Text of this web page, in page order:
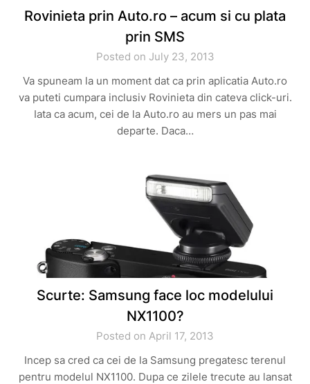
Rovinieta prin Auto.ro – acum si cu plata
prin SMS
Posted on July 23, 2013
Va spuneam la un moment dat ca prin aplicatia Auto.ro
va puteti cumpara inclusiv Rovinieta din cateva click-uri.
Iata ca acum, cei de la Auto.ro au mers un pas mai
departe. Daca…
Scurte: Samsung face loc modelului
NX1100?
Posted on April 17, 2013
Incep sa cred ca cei de la Samsung pregatesc terenul
pentru modelul NX1100. Dupa ce zilele trecute au lansat